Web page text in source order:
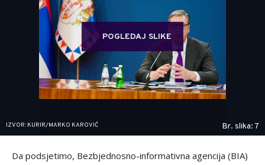
POGLEDAJ SLIKE
IZVOR: KURIR/MARKO KAROVIĆ Br. slika: 7
Da podsjetimo, Bezbjednosno-informativna agencija (BIA)